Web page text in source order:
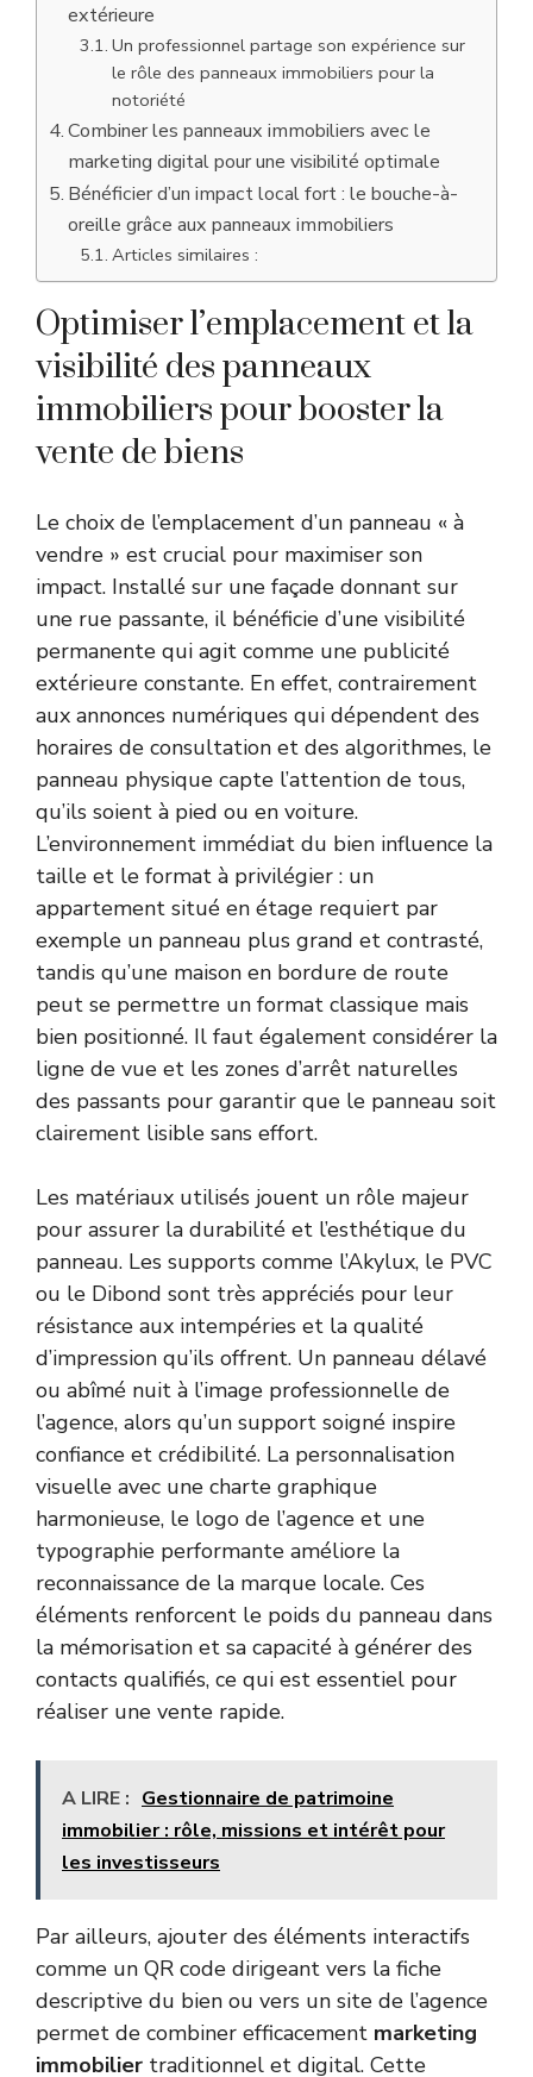
extérieure
Un professionnel partage son expérience sur
le rôle des panneaux immobiliers pour la
notoriété
Combiner les panneaux immobiliers avec le
marketing digital pour une visibilité optimale
Bénéficier d’un impact local fort : le bouche-à-
oreille grâce aux panneaux immobiliers
Articles similaires :
Optimiser l’emplacement et la
visibilité des panneaux
immobiliers pour booster la
vente de biens
Le choix de l’emplacement d’un panneau « à
vendre » est crucial pour maximiser son
impact. Installé sur une façade donnant sur
une rue passante, il bénéficie d’une visibilité
permanente qui agit comme une publicité
extérieure constante. En effet, contrairement
aux annonces numériques qui dépendent des
horaires de consultation et des algorithmes, le
panneau physique capte l’attention de tous,
qu’ils soient à pied ou en voiture.
L’environnement immédiat du bien influence la
taille et le format à privilégier : un
appartement situé en étage requiert par
exemple un panneau plus grand et contrasté,
tandis qu’une maison en bordure de route
peut se permettre un format classique mais
bien positionné. Il faut également considérer la
ligne de vue et les zones d’arrêt naturelles
des passants pour garantir que le panneau soit
clairement lisible sans effort.
Les matériaux utilisés jouent un rôle majeur
pour assurer la durabilité et l’esthétique du
panneau. Les supports comme l’Akylux, le PVC
ou le Dibond sont très appréciés pour leur
résistance aux intempéries et la qualité
d’impression qu’ils offrent. Un panneau délavé
ou abîmé nuit à l’image professionnelle de
l’agence, alors qu’un support soigné inspire
confiance et crédibilité. La personnalisation
visuelle avec une charte graphique
harmonieuse, le logo de l’agence et une
typographie performante améliore la
reconnaissance de la marque locale. Ces
éléments renforcent le poids du panneau dans
la mémorisation et sa capacité à générer des
contacts qualifiés, ce qui est essentiel pour
réaliser une vente rapide.
A LIRE : Gestionnaire de patrimoine
immobilier : rôle, missions et intérêt pour
les investisseurs
Par ailleurs, ajouter des éléments interactifs
comme un QR code dirigeant vers la fiche
descriptive du bien ou vers un site de l’agence
permet de combiner efficacement marketing
immobilier traditionnel et digital. Cette